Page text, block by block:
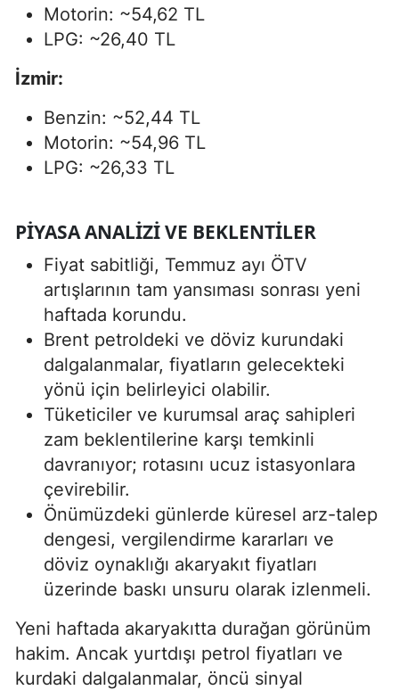
Motorin: ~54,62 TL
LPG: ~26,40 TL
İzmir:
Benzin: ~52,44 TL
Motorin: ~54,96 TL
LPG: ~26,33 TL
PIYASA ANALIZI VE BEKLENTILER
Fiyat sabitliği, Temmuz ayı ÖTV
artışlarının tam yansıması sonrası yeni
haftada korundu.
Brent petroldeki ve döviz kurundaki
dalgalanmalar, fiyatların gelecekteki
yönü için belirleyici olabilir.
Tüketiciler ve kurumsal araç sahipleri
zam beklentilerine karşı temkinli
davranıyor; rotasını ucuz istasyonlara
çevirebilir.
Önümüzdeki günlerde küresel arz-talep
dengesi, vergilendirme kararları ve
döviz oynaklığı akaryakıt fiyatları
üzerinde baskı unsuru olarak izlenmeli.
Yeni haftada akaryakıtta durağan görünüm
hakim. Ancak yurtdışı petrol fiyatları ve
kurdaki dalgalanmalar, öncü sinyal